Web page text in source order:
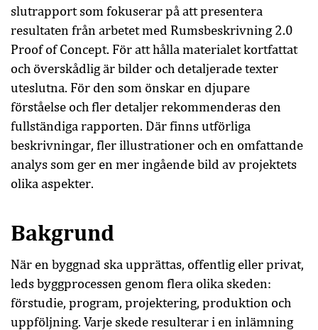
slutrapport som fokuserar på att presentera
resultaten från arbetet med Rumsbeskrivning 2.0
Proof of Concept. För att hålla materialet kortfattat
och överskådlig är bilder och detaljerade texter
uteslutna. För den som önskar en djupare
förståelse och fler detaljer rekommenderas den
fullständiga rapporten. Där finns utförliga
beskrivningar, fler illustrationer och en omfattande
analys som ger en mer ingående bild av projektets
olika aspekter.
Bakgrund
När en byggnad ska upprättas, offentlig eller privat,
leds byggprocessen genom flera olika skeden:
förstudie, program, projektering, produktion och
uppföljning. Varje skede resulterar i en inlämning